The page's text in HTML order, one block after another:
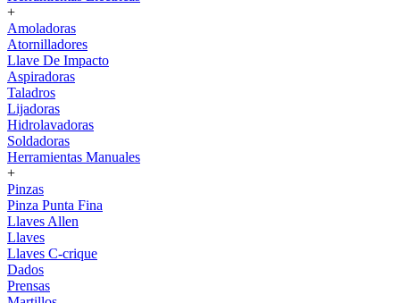
+
Amoladoras
Atornilladores
Llave De Impacto
Aspiradoras
Taladros
Lijadoras
Hidrolavadoras
Soldadoras
Herramientas Manuales
+
Pinzas
Pinza Punta Fina
Llaves Allen
Llaves
Llaves C-crique
Dados
Prensas